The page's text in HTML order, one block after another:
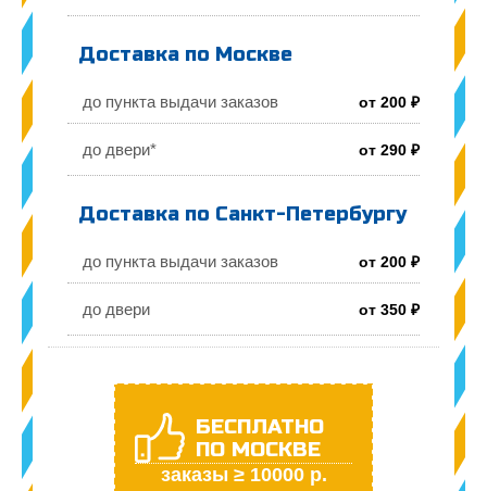
Доставка по Москве
до пункта выдачи заказов от 200 ₽
до двери* от 290 ₽
Доставка по Санкт-Петербургу
до пункта выдачи заказов от 200 ₽
до двери от 350 ₽
БЕСПЛАТНО
ПО МОСКВЕ
заказы ≥ 10000 р.